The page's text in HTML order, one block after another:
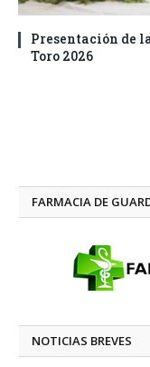
Presentación de
Toro 2026
FARMACIA DE
NOTICIAS BREVES